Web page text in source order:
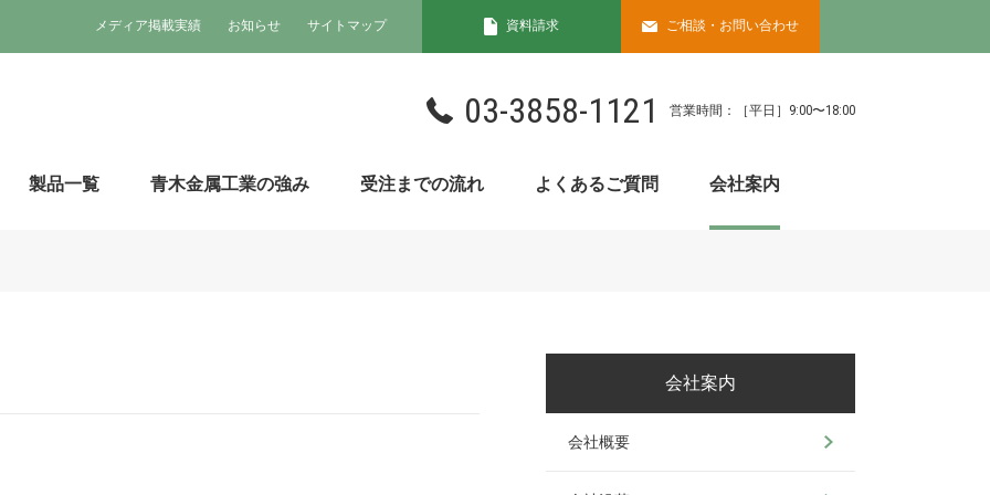
メディア掲載実績 お知らせ サイトマップ 資料請求 ご相談・お問い合わせ
03-3858-1121 営業時間：［平⽇］9:00〜18:00
製品一覧 青木金属工業の強み 受注までの流れ よくあるご質問 会社案内
会社案内
会社概要